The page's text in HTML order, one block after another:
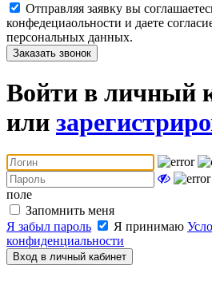
Отправляя заявку вы
конфедециаольности и даете
персональных данных.
Заказать звонок
Войти в личный
или
поле
Запомнить меня
Я забыл пароль
Я принимаю
конфиденциальности
Вход в личный кабинет